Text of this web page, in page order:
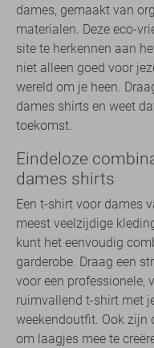
dames, gemaakt van
materialen. Deze eco-
site te herkennen aan
niet alleen goed voor
wereld om je heen.
dames shirts en weet
toekomst.
Eindeloze
dames shirts
Een t-shirt voor dames
meest veelzijdige
kunt het eenvoudig
garderobe. Draag een
voor een professionele,
ruimvallend t-shirt met
weekendoutfit. Ook zijn
om laagjes mee te